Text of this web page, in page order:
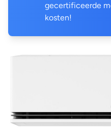
gecertificeerde
kosten!